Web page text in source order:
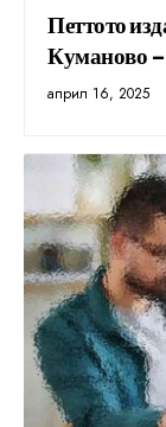
Петтото
Куманово –
април 16, 2025